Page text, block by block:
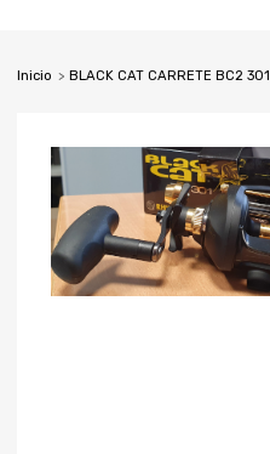
Inicio > BLACK CAT CARRETE BC2 301